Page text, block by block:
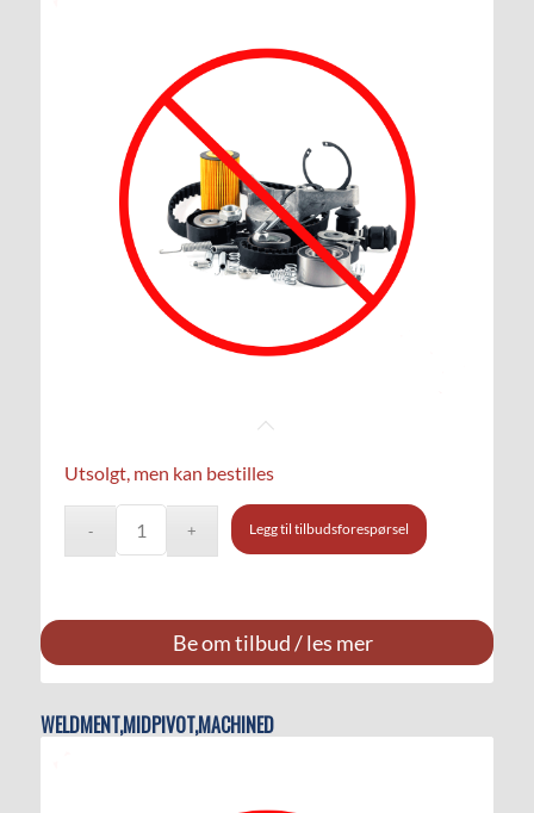
Utsolgt, men kan bestilles
Legg til tilbudsforespørsel
Be om tilbud / les mer
WELDMENT,MIDPIVOT,MACHINED